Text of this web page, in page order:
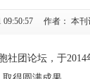
09:50:57 作者： 本
社团论坛，于